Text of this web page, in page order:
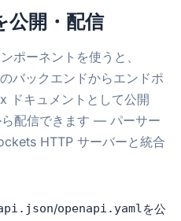
公開・配信
ポーネントを使うと、
バックエンドからエンドポ
ドキュメントとして公開
配信できます — パーサー
HTTP サーバーと統合
/openapi.yamlを公